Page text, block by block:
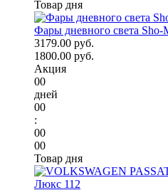
Товар дня
Фары дневного света
3179.00 руб.
1800.00 руб.
Акция
00
дней
00
:
00
00
Товар дня